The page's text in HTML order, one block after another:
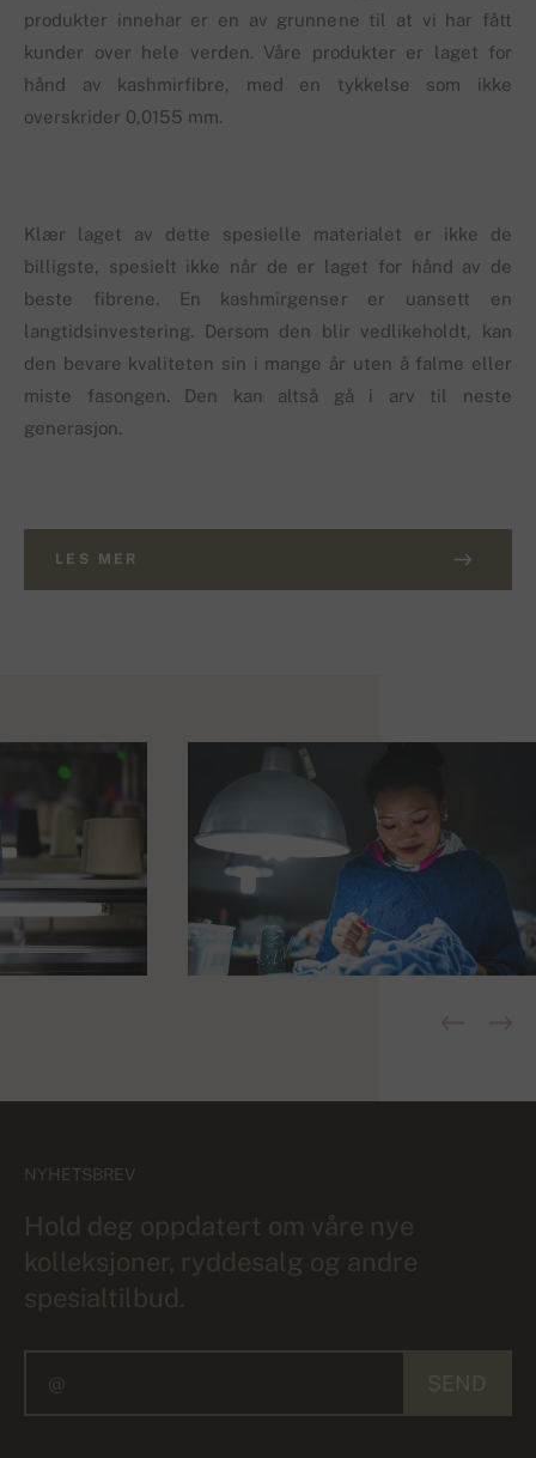
produkter innehar er en av grunnene til at vi har fått
kunder over hele verden. Våre produkter er laget for
hånd av kashmirfibre, med en tykkelse som ikke
overskrider 0,0155 mm.
Klær laget av dette spesielle materialet er ikke de
billigste, spesielt ikke når de er laget for hånd av de
beste fibrene. En kashmirgenser er uansett en
langtidsinvestering. Dersom den blir vedlikeholdt, kan
den bevare kvaliteten sin i mange år uten å falme eller
miste fasongen. Den kan altså gå i arv til neste
generasjon.
LES MER
NYHETSBREV
Hold deg oppdatert om våre nye
kolleksjoner, ryddesalg og andre
spesialtilbud.